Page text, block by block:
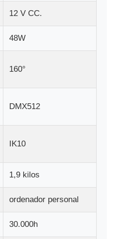
LED
drones
12 V CC.
48W
160°
DMX512
IK10
1,9 kilos
ordenador personal
30.000h